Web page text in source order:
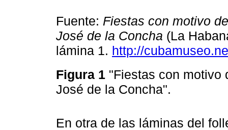
Fuente: Fiestas con motivo
José de la Concha (La
lámina 1. http://
Figura 1 "Fiestas con motivo
José de la Concha".
En otra de las láminas del